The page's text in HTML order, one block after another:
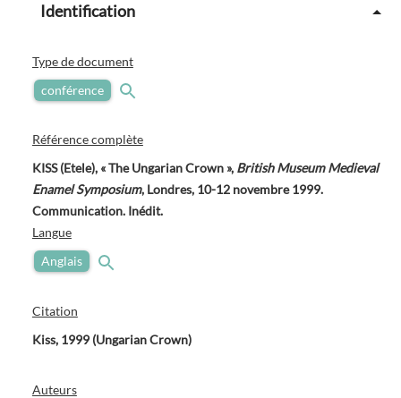
Identification
Type de document
conférence
Référence complète
KISS (Etele), « The Ungarian Crown », British Museum Medieval
Enamel Symposium, Londres, 10-12 novembre 1999.
Communication. Inédit.
Langue
Anglais
Citation
Kiss, 1999 (Ungarian Crown)
Auteurs